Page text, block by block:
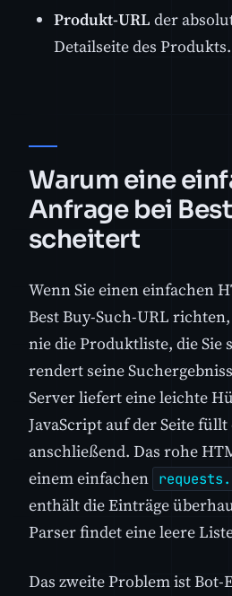
Produkt-URL der
Detailseite des Produkts.
Warum eine
Anfrage bei
scheitert
Wenn Sie einen einfachen
Best Buy-Such-URL
nie die Produktliste, die Sie
rendert seine
Server liefert eine leichte
JavaScript auf der Seite
anschließend. Das rohe
einem einfachen
enthält die Einträge
Parser findet eine leere
Das zweite Problem ist